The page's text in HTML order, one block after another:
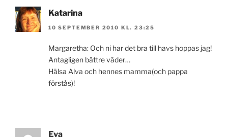
Katarina
10 SEPTEMBER 2010 KL. 23:25
Margaretha: Och ni har det bra till havs hoppas jag!
Antagligen bättre väder…
Hälsa Alva och hennes mamma(och pappa
förstås)!
Eva